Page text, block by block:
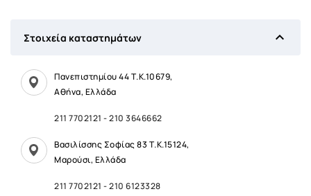
Στοιχεία καταστημάτων 
Πανεπιστημίου 44 Τ.Κ.10679,
Αθήνα, Ελλάδα
211 7702121 -210 3646662
Βασιλίσσης Σοφίας 83 Τ.Κ.15124,
Μαρούσι, Ελλάδα
211 7702121 -210 6123328